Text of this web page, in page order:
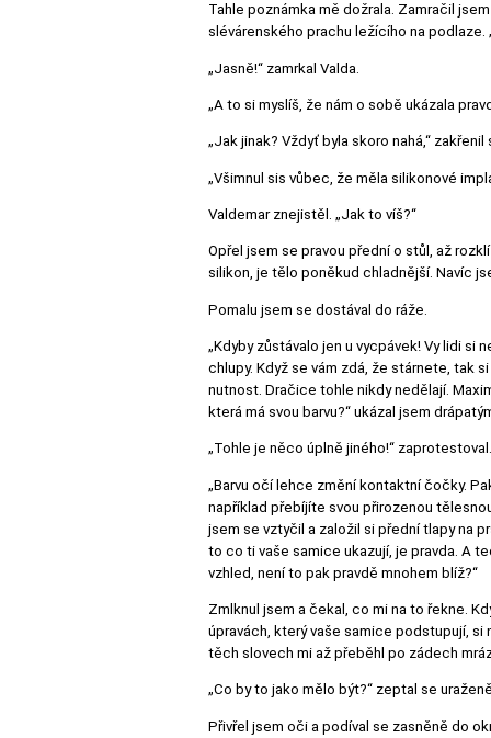
Tahle poznámka mě dožrala. Zamračil
slévárenského prachu ležícího na podlaze.
„Jasně!“ zamrkal Valda.
„A to si myslíš, že nám o sobě ukázala
„Jak jinak? Vždyť byla skoro nahá,“ zakřenil
„Všimnul sis vůbec, že měla silikonové
Valdemar znejistěl. „Jak to víš?“
Opřel jsem se pravou přední o stůl, až
silikon, je tělo poněkud chladnější. Navíc
Pomalu jsem se dostával do ráže.
„Kdyby zůstávalo jen u vycpávek! Vy lidi si
chlupy. Když se vám zdá, že stárnete, tak
nutnost. Dračice tohle nikdy nedělají.
která má svou barvu?“ ukázal jsem
„Tohle je něco úplně jiného!“
„Barvu očí lehce změní kontaktní čočky.
například přebíjíte svou přirozenou
jsem se vztyčil a založil si přední tlapy na
to co ti vaše samice ukazují, je pravda. A
vzhled, není to pak pravdě mnohem blíž?“
Zmlknul jsem a čekal, co mi na to řekne.
úpravách, který vaše samice podstupují, si
těch slovech mi až přeběhl po zádech
„Co by to jako mělo být?“ zeptal se
Přivřel jsem oči a podíval se zasněně do